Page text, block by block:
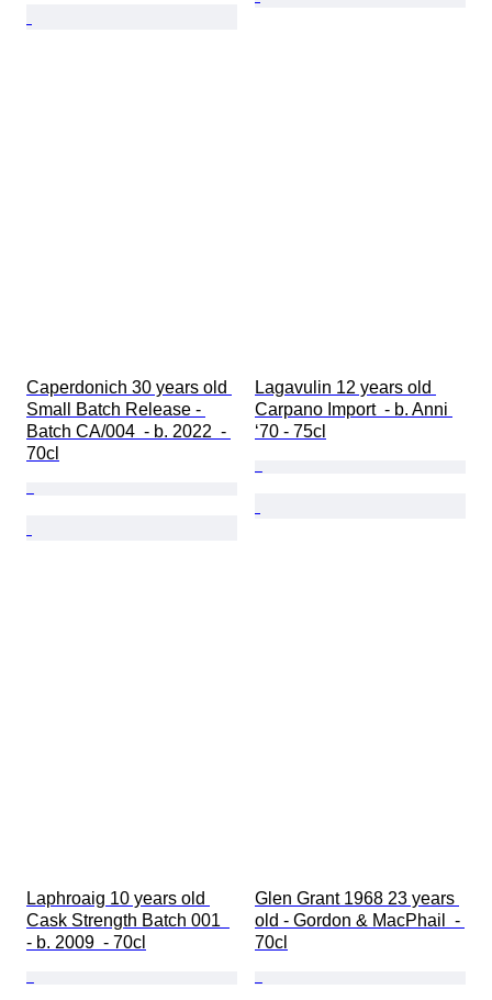
Caperdonich 30 years old
Small Batch Release -
Batch CA/004  - b. 2022  -
70cl
Lagavulin 12 years old
Carpano Import  - b. Anni
‘70 - 75cl
Laphroaig 10 years old
Cask Strength Batch 001
- b. 2009  - 70cl
Glen Grant 1968 23 years
old - Gordon & MacPhail  -
70cl